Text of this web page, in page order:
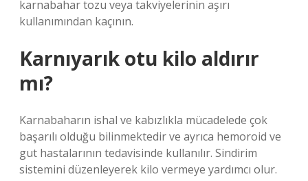
karnabahar tozu veya takviyelerinin aşırı
kullanımından kaçının.
Karnıyarık otu kilo aldırır
mı?
Karnabaharın ishal ve kabızlıkla mücadelede çok
başarılı olduğu bilinmektedir ve ayrıca hemoroid ve
gut hastalarının tedavisinde kullanılır. Sindirim
sistemini düzenleyerek kilo vermeye yardımcı olur.